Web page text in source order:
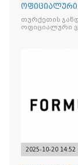
ოფიციალური
თურქეთის
ოფიციალური
2025-10-20 14:52